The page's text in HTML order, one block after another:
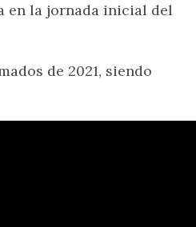
en la jornada inicial del
de 2021, siendo